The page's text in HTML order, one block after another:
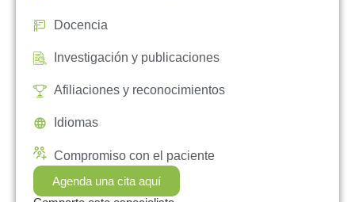
Docencia
Investigación y publicaciones
Afiliaciones y reconocimientos
Idiomas
Compromiso con el paciente
Agenda una cita aquí